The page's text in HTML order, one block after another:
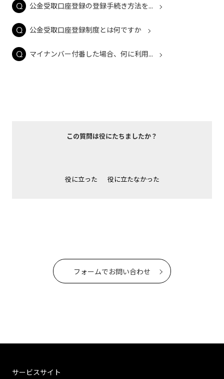
公金受取口座登録の登録手続き方法を...
公金受取口座登録制度とは何ですか
マイナンバー付番した場合、何に利用...
この質問は役にたちましたか？
役に立った 役に立たなかった
フォームでお問い合わせ
サービスサイト